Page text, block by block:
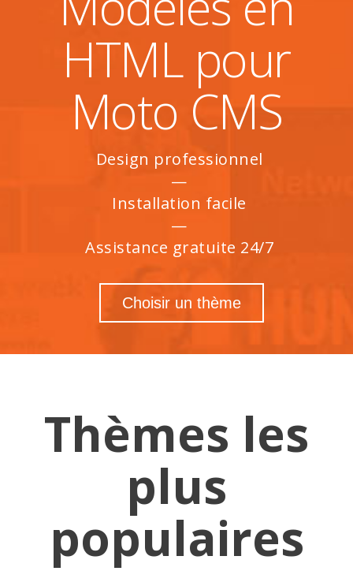
HTML pour
Moto CMS
Design professionnel
Installation facile
Assistance gratuite 24/7
Choisir un thème
Thèmes les
plus
populaires